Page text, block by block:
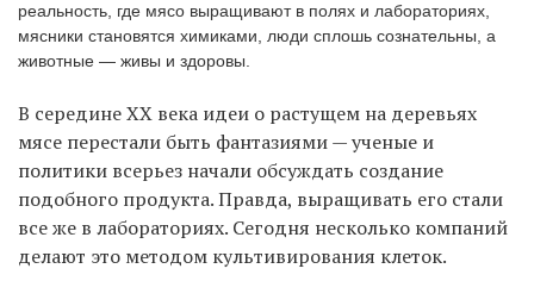
EN
UA
реальность, где мясо выращивают в полях и лабораториях,
мясники становятся химиками, люди сплошь сознательны, а
животные — живы и здоровы.
В середине ХХ века идеи о растущем на деревьях
мясе перестали быть фантазиями — ученые и
политики всерьез начали обсуждать создание
подобного продукта. Правда, выращивать его стали
все же в лабораториях. Сегодня несколько компаний
делают это методом культивирования клеток.